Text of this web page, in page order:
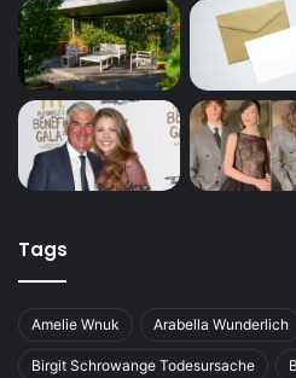
Tags
Amelie Wnuk Arabella Wunderlich
Birgit Schrowange Todesursache